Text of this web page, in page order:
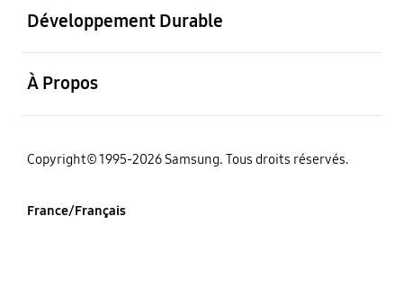
Développement Durable
À Propos
‌Copyright© 1995-2026 Samsung. Tous droits réservés.
France/Français